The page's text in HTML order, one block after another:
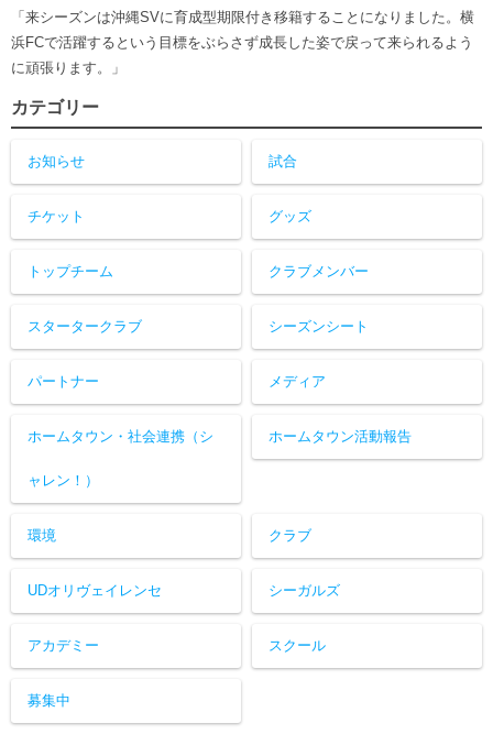
「来シーズンは沖縄SVに育成型期限付き移籍することになりました。横
浜FCで活躍するという目標をぶらさず成長した姿で戻って来られるよう
に頑張ります。」
カテゴリー
お知らせ 試合
チケット グッズ
トップチーム クラブメンバー
スタータークラブ シーズンシート
パートナー メディア
ホームタウン・社会連携（シ
ャレン！）
ホームタウン活動報告
環境 クラブ
UDオリヴェイレンセ シーガルズ
アカデミー スクール
募集中